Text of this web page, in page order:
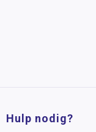
Hulp nodig?